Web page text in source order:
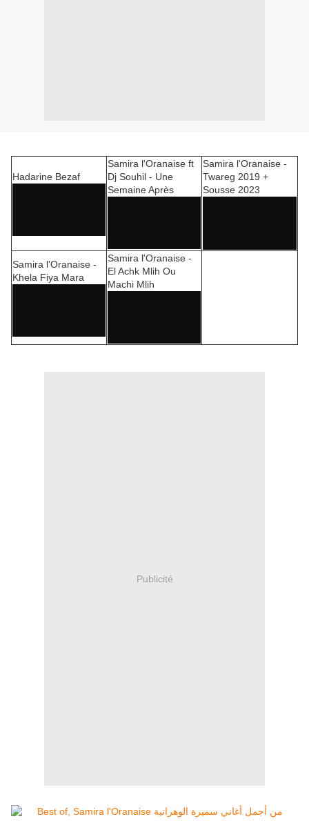
Hadarine Bezaf
Samira l'Oranaise ft
Dj Souhil - Une
Semaine Après
Samira l'Oranaise -
Twareg 2019 +
Sousse 2023
Samira l'Oranaise -
Khela Fiya Mara
Samira l'Oranaise -
El Achk Mlih Ou
Machi Mlih
Publicité